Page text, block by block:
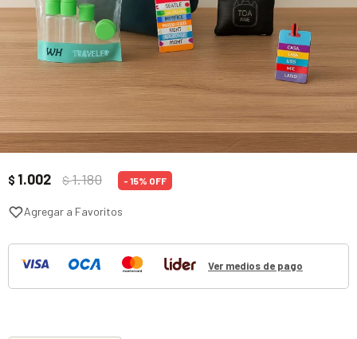
$ 1.002 $1.180 15
Ver medios de pago